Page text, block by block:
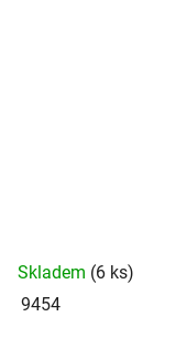
Skladem (6 ks)
9454